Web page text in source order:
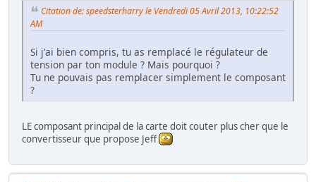
Citation de: speedsterharry le Vendredi 05 Avril 2013, 10:22:52
AM
Si j'ai bien compris, tu as remplacé le régulateur de
tension par ton module ? Mais pourquoi ?
Tu ne pouvais pas remplacer simplement le composant
?
LE composant principal de la carte doit couter plus cher que le
convertisseur que propose Jeff